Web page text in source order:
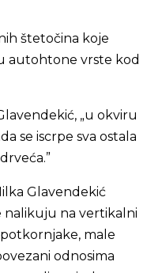
štetočina koje
autohtone vrste kod
„u okviru
se iscrpe sva ostala
Glavendekić
nalikuju na vertikalni
male
odnosima